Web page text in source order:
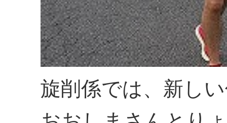
旋削係では、新し